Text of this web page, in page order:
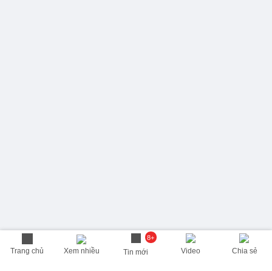
Trang chủ Xem nhiều
8+
Tin mới Video Chia sẻ